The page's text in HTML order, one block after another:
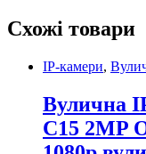
Схожі товари
IP-камери,
Вулична
C15 2MP